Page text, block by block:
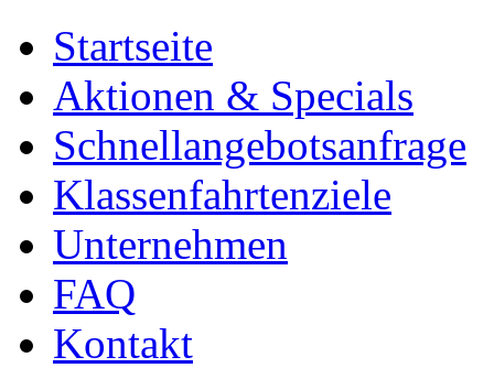
Startseite
Aktionen & Specials
Schnellangebotsanfrage
Klassenfahrtenziele
Unternehmen
FAQ
Kontakt